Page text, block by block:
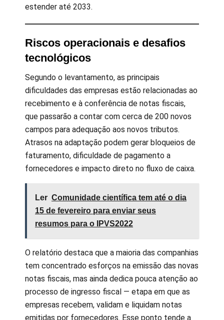
estender até 2033.
Riscos operacionais e desafios
tecnológicos
Segundo o levantamento, as principais
dificuldades das empresas estão relacionadas ao
recebimento e à conferência de notas fiscais,
que passarão a contar com cerca de 200 novos
campos para adequação aos novos tributos.
Atrasos na adaptação podem gerar bloqueios de
faturamento, dificuldade de pagamento a
fornecedores e impacto direto no fluxo de caixa.
Ler Comunidade científica tem até o dia
15 de fevereiro para enviar seus
resumos para o IPVS2022
O relatório destaca que a maioria das companhias
tem concentrado esforços na emissão das novas
notas fiscais, mas ainda dedica pouca atenção ao
processo de ingresso fiscal — etapa em que as
empresas recebem, validam e liquidam notas
emitidas por fornecedores. Esse ponto tende a